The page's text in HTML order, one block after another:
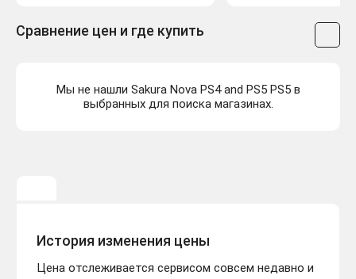
Сравнение цен и где купить
Мы не нашли Sakura Nova PS4 and PS5 PS5 в
выбранных для поиска магазинах.
История изменения цены
Цена отслеживается сервисом совсем недавно и